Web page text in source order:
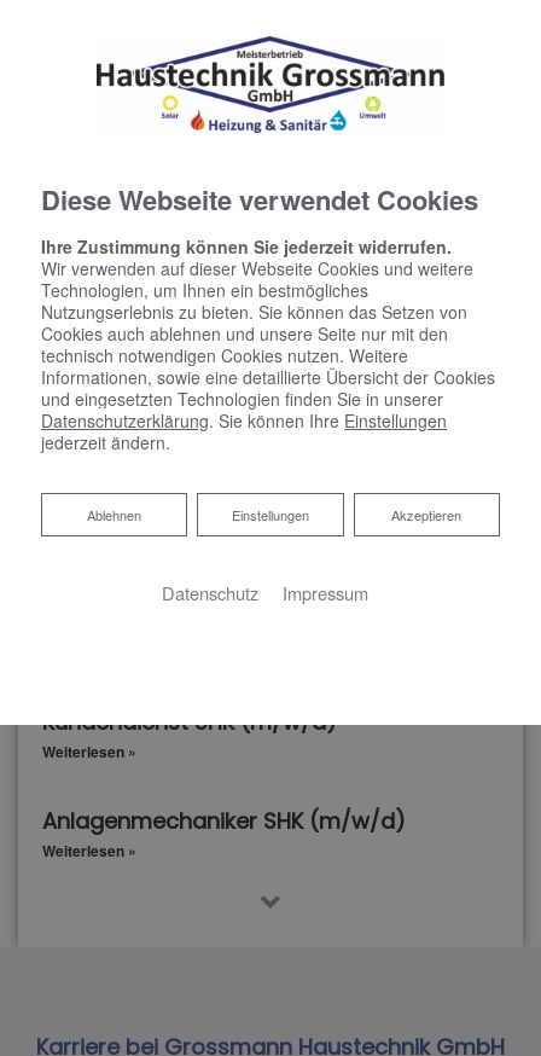
Ein starkes Team wartet auf
Kundendienst SHK (m/w/d)
Weiterlesen »
Anlagenmechaniker SHK (m/w/d)
Weiterlesen »
Karriere bei Grossmann Haustechnik GmbH
Diese Webseite verwendet Cookies
Ihre Zustimmung können Sie jederzeit widerrufen.
Wir verwenden auf dieser Webseite Cookies und weitere
Technologien, um Ihnen ein bestmögliches
Nutzungserlebnis zu bieten. Sie können das Setzen von
Cookies auch ablehnen und unsere Seite nur mit den
technisch notwendigen Cookies nutzen. Weitere
Informationen, sowie eine detaillierte Übersicht der Cookies
und eingesetzten Technologien finden Sie in unserer
Datenschutzerklärung. Sie können Ihre Einstellungen
jederzeit ändern.
Akzeptieren
Einstellungen
Ablehnen
Ablehnen
Datenschutz Impressum